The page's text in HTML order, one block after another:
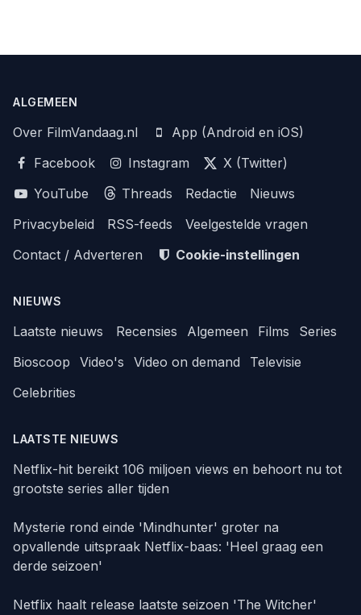
ALGEMEEN
Over FilmVandaag.nl
App (Android en iOS)
Facebook
Instagram
X (Twitter)
YouTube
Threads Redactie
Nieuws
Privacybeleid
RSS-feeds
Veelgestelde vragen
Contact / Adverteren
Cookie-instellingen
NIEUWS
Laatste nieuws Recensies Algemeen Films
Series
Bioscoop
Video's Video on demand
Televisie
Celebrities
LAATSTE NIEUWS
Netflix-hit bereikt 106 miljoen views en behoort nu tot
grootste series aller tijden
Mysterie rond einde 'Mindhunter' groter na
opvallende uitspraak Netflix-baas: 'Heel graag een
derde seizoen'
Netflix haalt release laatste seizoen 'The Witcher'